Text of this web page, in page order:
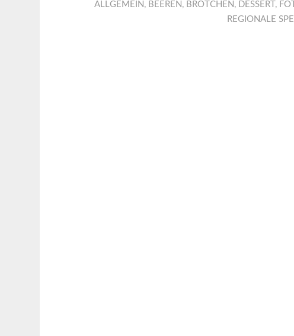
ALLGEMEIN , BEEREN , BRÖTCHEN , DESSERT ,
REGIONALE